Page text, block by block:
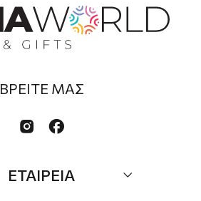
ΒΡΕΙΤΕ ΜΑΣ
 
ΕΤΑΙΡΕΙΑ